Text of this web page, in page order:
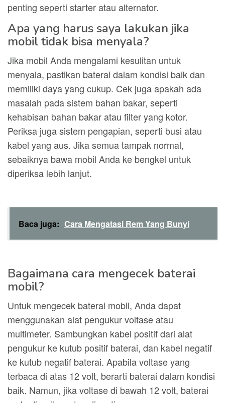
penting seperti starter atau alternator.
Apa yang harus saya lakukan jika
mobil tidak bisa menyala?
Jika mobil Anda mengalami kesulitan untuk
menyala, pastikan baterai dalam kondisi baik dan
memiliki daya yang cukup. Cek juga apakah ada
masalah pada sistem bahan bakar, seperti
kehabisan bahan bakar atau filter yang kotor.
Periksa juga sistem pengapian, seperti busi atau
kabel yang aus. Jika semua tampak normal,
sebaiknya bawa mobil Anda ke bengkel untuk
diperiksa lebih lanjut.
Baca juga: Cara Mengatasi Rem Yang Bunyi
Bagaimana cara mengecek baterai
mobil?
Untuk mengecek baterai mobil, Anda dapat
menggunakan alat pengukur voltase atau
multimeter. Sambungkan kabel positif dari alat
pengukur ke kutub positif baterai, dan kabel negatif
ke kutub negatif baterai. Apabila voltase yang
terbaca di atas 12 volt, berarti baterai dalam kondisi
baik. Namun, jika voltase di bawah 12 volt, baterai